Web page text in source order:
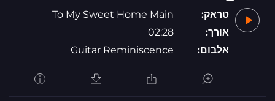
טראק:
To My Sweet Home Main
אורך:
02:28
אלבום:
Guitar Reminiscence